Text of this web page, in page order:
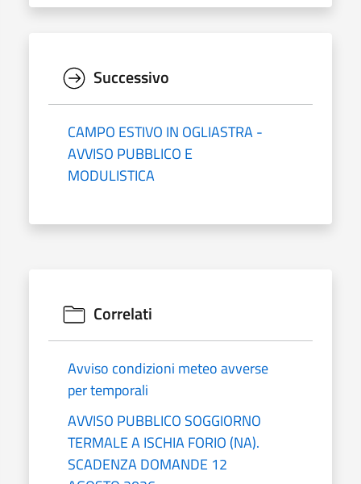
Successivo
CAMPO ESTIVO IN OGLIASTRA -
AVVISO PUBBLICO E
MODULISTICA
Correlati
Avviso condizioni meteo avverse
per temporali
AVVISO PUBBLICO SOGGIORNO
TERMALE A ISCHIA FORIO (NA).
SCADENZA DOMANDE 12